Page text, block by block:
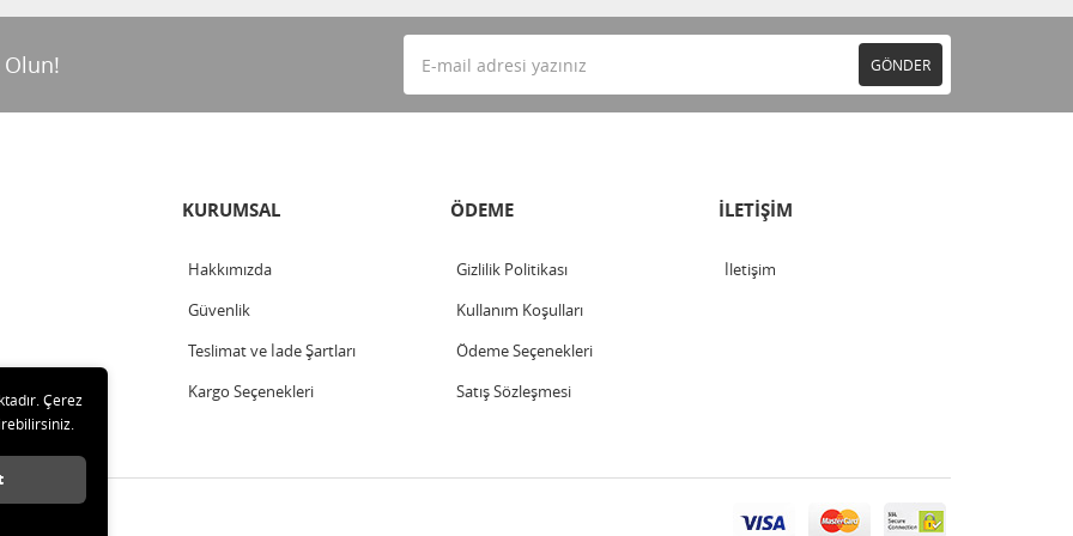
GÖNDER
KURUMSAL
Hakkımızda
Güvenlik
Teslimat ve İade Şartları
Kargo Seçenekleri
ÖDEME
Gizlilik Politikası
Kullanım Koşulları
Ödeme Seçenekleri
Satış Sözleşmesi
İLETİŞİM
İletişim
Çerez